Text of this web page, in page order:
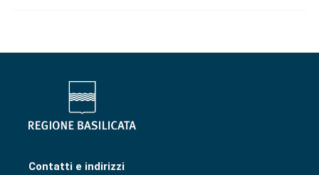
Contatti e indirizzi